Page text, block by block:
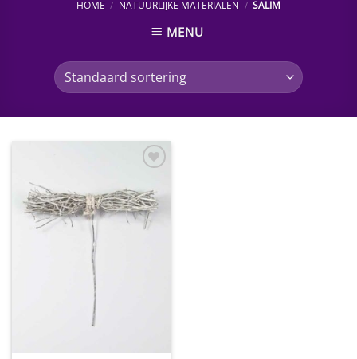
HOME / NATUURLIJKE MATERIALEN / SALIM
MENU
aan
wenslijst